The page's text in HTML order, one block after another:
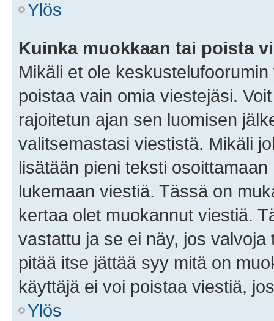
Ylös
Kuinka muokkaan tai poista
Mikäli et ole
poistaa vain omia viestejäsi.
rajoitetun ajan sen luomisen
valitsemastasi viestistä. Mikäli
lisätään pieni teksti
lukemaan viestiä. Tässä on
kertaa olet muokannut viestiä.
vastattu ja se ei näy, jos
pitää itse jättää syy mitä on
käyttäjä ei voi poistaa viestiä,
Ylös